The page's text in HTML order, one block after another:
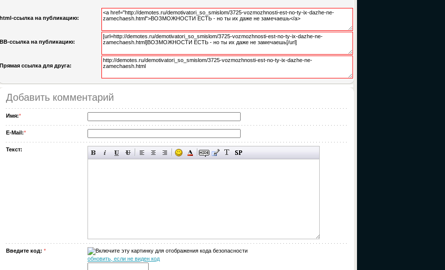
html-cсылка на публикацию:
BB-cсылка на публикацию:
Прямая ссылка для друга:
Добавить комментарий
Имя:*
E-Mail:*
Текст:
Введите код: *
обновить, если не виден код